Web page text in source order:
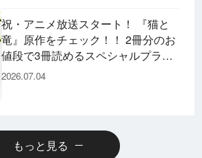
祝・アニメ放送スタート！ 『猫と
竜』原作をチェック！！ 2冊分のお
値段で3冊読めるスペシャルプライ
スパックのコミックスも発売！
2026.07.04
もっと見る